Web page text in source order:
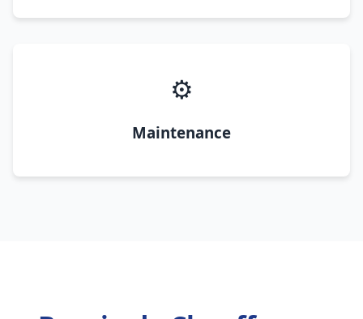
⚙️
Maintenance